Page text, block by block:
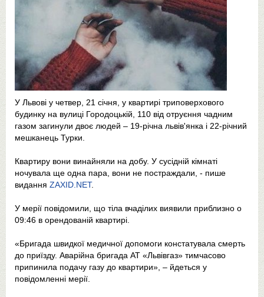
У Львові у четвер, 21 січня, у квартирі триповерхового
будинку на вулиці Городоцькій, 110 від отруєння чадним
газом загинули двоє людей – 19-річна львів'янка і 22-річний
мешканець Турки.
Квартиру вони винайняли на добу. У сусідній кімнаті
ночувала ще одна пара, вони не постраждали, - пише
видання ZAXID.NET.
У мерії повідомили, що тіла вчаділих виявили приблизно о
09:46 в орендованій квартирі.
«Бригада швидкої медичної допомоги констатувала смерть
до приїзду. Аварійна бригада АТ «Львівгаз» тимчасово
припинила подачу газу до квартири», – йдеться у
повідомленні мерії.